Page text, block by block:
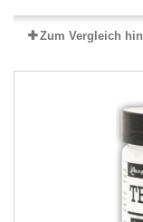
Zum Vergleich